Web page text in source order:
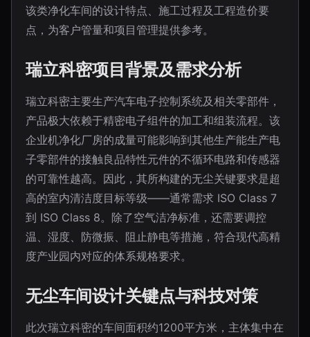
该类净化车间的设计特点、施工过程及工程造价要
点，为客户管量和项目管理提供参考。
瑞立科密项目背景及需求分析
瑞立科密主要生产汽车电子控制系统及相关零部件，
产品极大依赖于精密电子组件的加工和组装流程。该
企业机净化厂房的成量可能影响到其他生产能生产电
子零部件的接触良品特性元件的不循环电路和传感器
的可靠性越高。因此，其所构建的无尘关键要求是超
高的室内清洁度目标等级——通常需求 ISO Class 7
到 ISO Class 8。除了空气洁净标准，还需要调控
温、湿度、防微振、阻止静电等措施，符合现代高精
度产业园内对应的体系规格要求。
无尘车间设计关键点与科技对策
此次瑞立科密的车间面积约1200平方米，主体集中在